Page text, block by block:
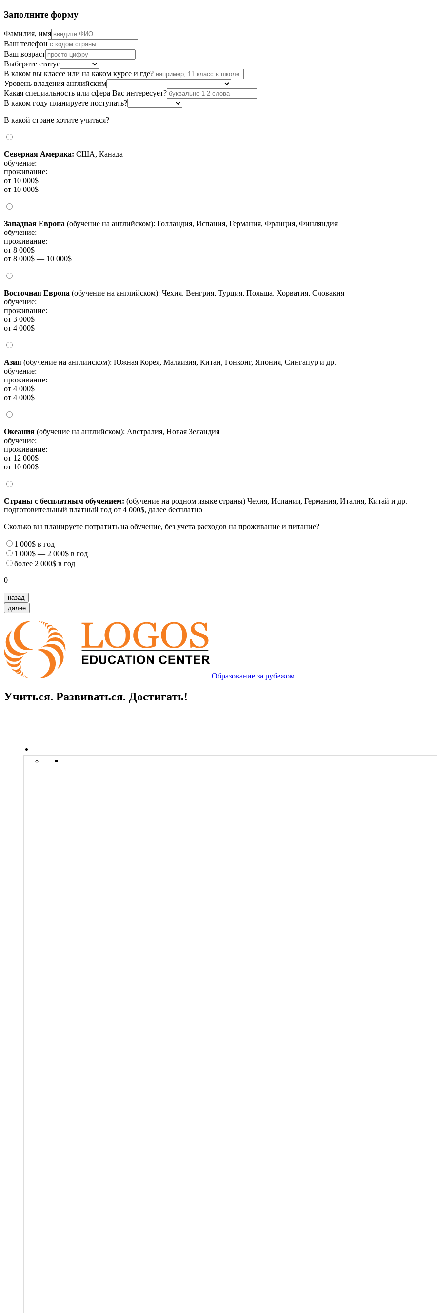
Заполните форму
Фамилия, имя
Ваш телефон
Ваш возраст
Выберите статус
В каком вы классе или на каком курсе и где?
Уровень владения английским
Какая специальность или сфера Вас интересует?
В каком году планируете поступать?
В какой стране хотите учиться?
Северная Америка: США, Канада
обучение:
проживание:
от 10 000$
от 10 000$
Западная Европа (обучение на английском): Голландия, Испания, Германия, Франция, Финляндия
обучение:
проживание:
от 8 000$
от 8 000$ — 10 000$
Восточная Европа (обучение на английском): Чехия, Венгрия, Турция, Польша, Хорватия, Словакия
обучение:
проживание:
от 3 000$
от 4 000$
Азия (обучение на английском): Южная Корея, Малайзия, Китай, Гонконг, Япония, Сингапур и др.
обучение:
проживание:
от 4 000$
от 4 000$
Океания (обучение на английском): Австралия, Новая Зеландия
обучение:
проживание:
от 12 000$
от 10 000$
Страны с бесплатным обучением: (обучение на родном языке страны) Чехия, Испания, Германия, Италия, Китай и др.
подготовительный платный год от 4 000$, далее бесплатно
Сколько вы планируете потратить на обучение, без учета расходов на проживание и питание?
1 000$ в год
1 000$ — 2 000$ в год
более 2 000$ в год
0
назад
далее
Образование за рубежом
Учиться. Развиваться. Достигать!